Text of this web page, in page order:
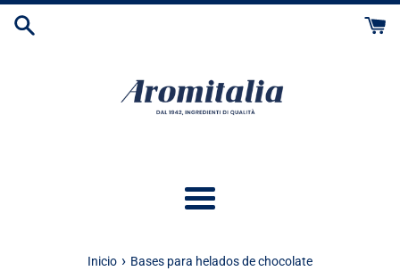
Ir
directamente
Más
Inicio › Bases para helados de chocolate